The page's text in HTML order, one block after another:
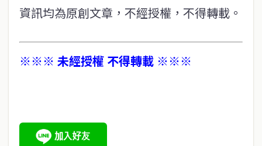
資訊均為原創文章，不經授權，不得轉載。
※※※ 未經授權 不得轉載 ※※※